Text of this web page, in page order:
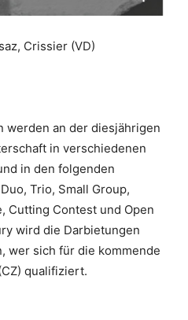
Crissier (VD)
werden an der diesjährigen
in verschiedenen
in den folgenden
Trio, Small Group,
Cutting Contest und Open
wird die Darbietungen
wer sich für die kommende
qualifiziert.